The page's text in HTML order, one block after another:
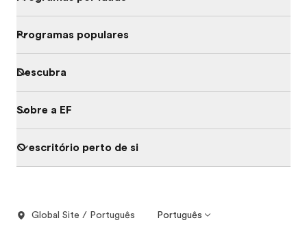
Programas populares
Descubra
Sobre a EF
O escritório perto de si
Global Site / Português Português